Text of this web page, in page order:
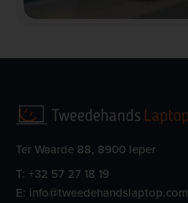
Ter Waarde 88, 8900 Ieper
T: +32 57 27 18 19
E: info@tweedehandslaptop.com